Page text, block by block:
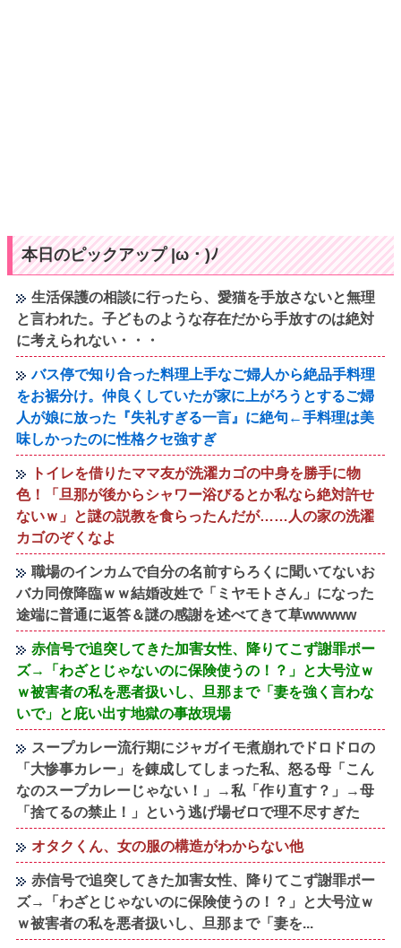
本日のピックアップ |ω・)ﾉ
生活保護の相談に行ったら、愛猫を手放さないと無理
と言われた。子どものような存在だから手放すのは絶対
に考えられない・・・
バス停で知り合った料理上手なご婦人から絶品手料理
をお裾分け。仲良くしていたが家に上がろうとするご婦
人が娘に放った『失礼すぎる一言』に絶句←手料理は美
味しかったのに性格クセ強すぎ
トイレを借りたママ友が洗濯カゴの中身を勝手に物
色！「旦那が後からシャワー浴びるとか私なら絶対許せ
ないｗ」と謎の説教を食らったんだが……人の家の洗濯
カゴのぞくなよ
職場のインカムで自分の名前すらろくに聞いてないお
バカ同僚降臨ｗｗ結婚改姓で「ミヤモトさん」になった
途端に普通に返答＆謎の感謝を述べてきて草wwwww
赤信号で追突してきた加害女性、降りてこず謝罪ポー
ズ→「わざとじゃないのに保険使うの！？」と大号泣ｗ
ｗ被害者の私を悪者扱いし、旦那まで「妻を強く言わな
いで」と庇い出す地獄の事故現場
スープカレー流行期にジャガイモ煮崩れでドロドロの
「大惨事カレー」を錬成してしまった私、怒る母「こん
なのスープカレーじゃない！」→私「作り直す？」→母
「捨てるの禁止！」という逃げ場ゼロで理不尽すぎた
オタクくん、女の服の構造がわからない他
赤信号で追突してきた加害女性、降りてこず謝罪ポー
ズ→「わざとじゃないのに保険使うの！？」と大号泣ｗ
ｗ被害者の私を悪者扱いし、旦那まで「妻を...